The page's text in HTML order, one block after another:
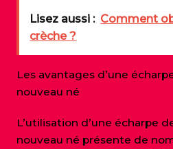
Lisez aussi : Comment
crèche ?
Les avantages d’une
nouveau né
L’utilisation d’une écharpe
nouveau né présente de